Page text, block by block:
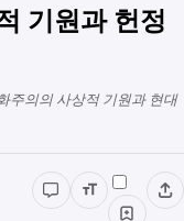
기원과 헌정
주의의 사상적 기원과 현대